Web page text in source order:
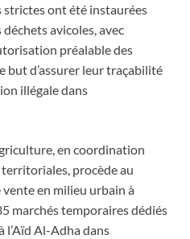
strictes ont été instaurées
avicoles, avec
préalable des
but d’assurer leur traçabilité
illégale dans
en coordination
procède au
en milieu urbain à
marchés temporaires dédiés
l’Aïd Al-Adha dans